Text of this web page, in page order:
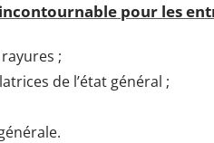
pour les
;
de l’état général ;